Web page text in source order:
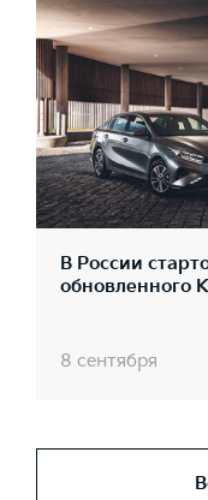
В России
обновленного
8 сентября